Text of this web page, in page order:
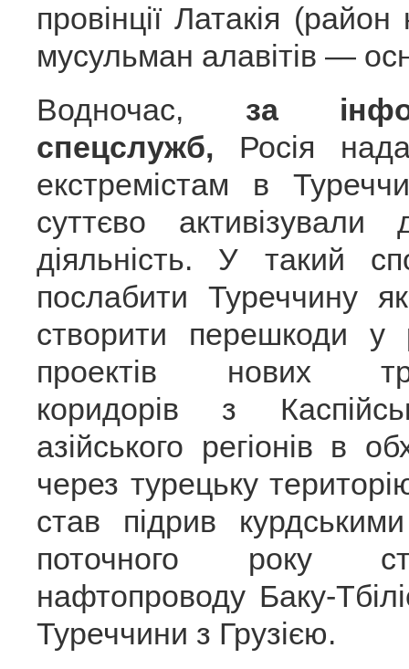
провінції Латакія
мусульман алавітів —
Водночас, за
спецслужб, Росія
екстремістам в
суттєво активізували
діяльність. У такий
послабити Туреччину
створити перешкоди у
проектів нових
коридорів з
азійського регіонів в
через турецьку
став підрив
поточного року
нафтопроводу Баку-
Туреччини з Грузією.